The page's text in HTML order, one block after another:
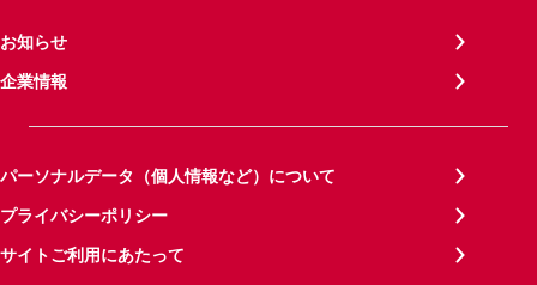
お知らせ
企業情報
パーソナルデータ（個人情報など）について
プライバシーポリシー
サイトご利用にあたって